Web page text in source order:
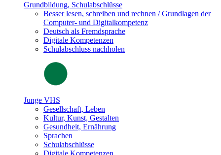
Grundbildung, Schulabschlüsse
Besser lesen, schreiben und rechnen / Grundlagen der
Computer- und Digitalkompetenz
Deutsch als Fremdsprache
Digitale Kompetenzen
Schulabschluss nachholen
Junge VHS
Gesellschaft, Leben
Kultur, Kunst, Gestalten
Gesundheit, Ernährung
Sprachen
Schulabschlüsse
Digitale Kompetenzen